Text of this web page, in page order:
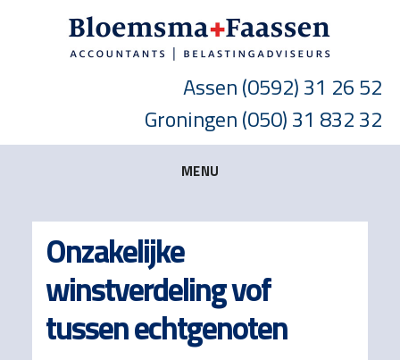
Assen(0592) 31 26 52
Groningen(050) 31 832 32
MENU
Onzakelijke
winstverdeling vof
tussen echtgenoten